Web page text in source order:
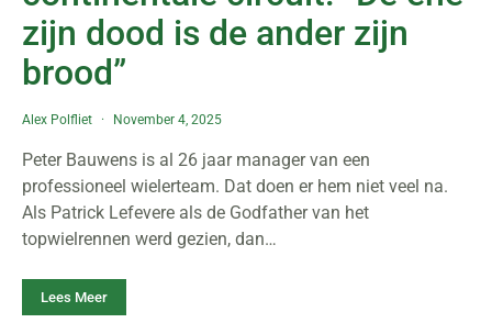
zijn dood is de ander zijn
brood”
Alex Polfliet November 4, 2025
Peter Bauwens is al 26 jaar manager van een
professioneel wielerteam. Dat doen er hem niet veel na.
Als Patrick Lefevere als de Godfather van het
topwielrennen werd gezien, dan…
Lees Meer